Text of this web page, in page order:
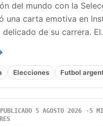
del mundo con la
una carta emotiva en
delicado de su carrera.
Elecciones Futbol
PUBLICADO 5 AGOSTO 2026
5